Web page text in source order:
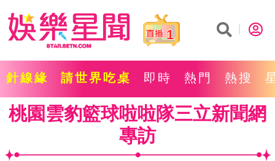
1
針線緣 請世界吃桌 即時 熱門 熱搜
桃園雲豹籃球啦啦隊三立新聞網
專訪